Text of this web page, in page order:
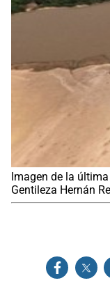
Imagen de la
Gentileza Hernán